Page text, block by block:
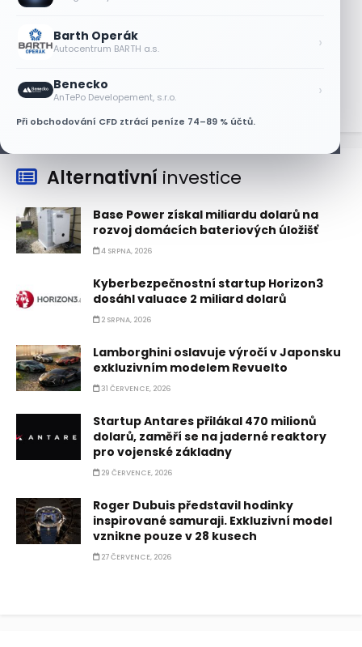
Barth Operák
Autocentrum BARTH a.s. ›
Benecko
AnTePo Developement, s.r.o. ›
Při obchodování CFD ztrácí peníze 74–89 % účtů.
Akcie SK Hynix stoupají, investoři sázejí
na plán výplaty dividend
Alternativní investice
Base Power získal miliardu dolarů na
rozvoj domácích bateriových úložišť
4 SRPNA, 2026
Kyberbezpečnostní startup Horizon3
dosáhl valuace 2 miliard dolarů
2 SRPNA, 2026
Lamborghini oslavuje výročí v Japonsku
exkluzivním modelem Revuelto
31 ČERVENCE, 2026
Startup Antares přilákal 470 milionů
dolarů, zaměří se na jaderné reaktory
pro vojenské základny
29 ČERVENCE, 2026
Roger Dubuis představil hodinky
inspirované samuraji. Exkluzivní model
vznikne pouze v 28 kusech
27 ČERVENCE, 2026